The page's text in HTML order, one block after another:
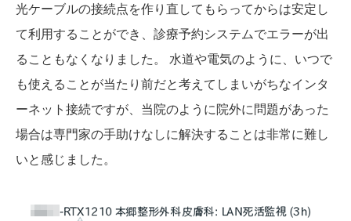
光ケーブルの接続点を作り直してもらってからは安定し
て利用することができ、診療予約システムでエラーが出
ることもなくなりました。 水道や電気のように、いつで
も使えることが当たり前だと考えてしまいがちなインタ
ーネット接続ですが、当院のように院外に問題があった
場合は専門家の手助けなしに解決することは非常に難し
いと感じました。